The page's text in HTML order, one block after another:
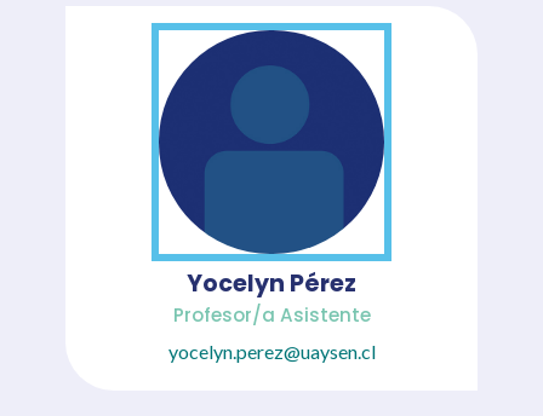
Yocelyn Pérez
Profesor/a Asistente
yocelyn.perez@uaysen.cl